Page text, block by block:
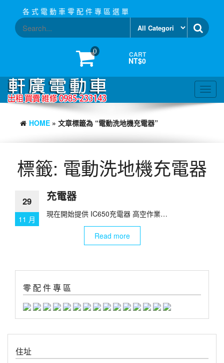
content
各 式 電 動 車 零 配 件 專 區 選 單
0 CART
NT$0
HOME » 文章標籤為 “電動洗地機充電器”
標籤: 電動洗地機充電器
29
11 月
充電器
現在開始提供 IC650充電器 高空作業…
Read more
零 配 件 專 區
住址